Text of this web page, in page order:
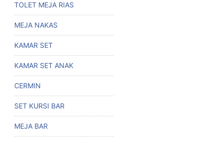
TOLET MEJA RIAS
MEJA NAKAS
KAMAR SET
KAMAR SET ANAK
CERMIN
SET KURSI BAR
MEJA BAR